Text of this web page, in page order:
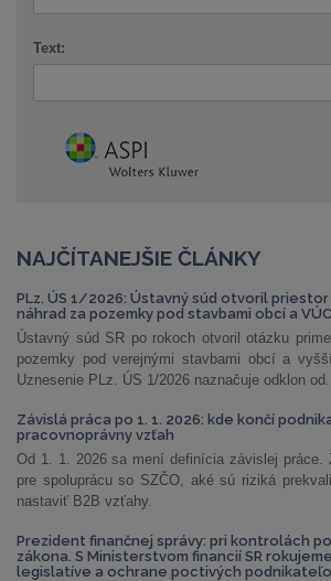
Text:
NAJČÍTANEJŠIE ČLÁNKY
PLz. ÚS 1/2026: Ústavný súd otvoril
náhrad za pozemky pod stavbami obcí a VÚC
Ústavný súd SR po rokoch otvoril otázku
pozemky pod verejnými stavbami obcí a
Uznesenie PLz. ÚS 1/2026 naznačuje odklon
Závislá práca po 1. 1. 2026: kde končí
pracovnoprávny vzťah
Od 1. 1. 2026 sa mení definícia závislej práce.
pre spoluprácu so SZČO, aké sú riziká
nastaviť B2B vzťahy.
Prezident finančnej správy: pri kontrolách
zákona. S Ministerstvom financií SR
legislatíve a ochrane poctivých